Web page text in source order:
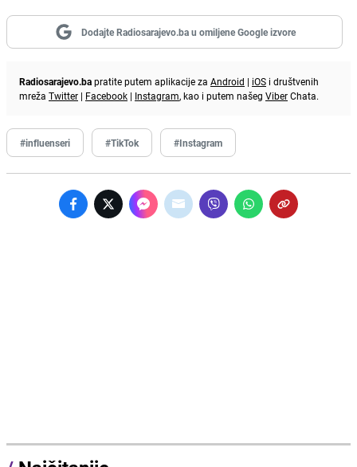
Dodajte Radiosarajevo.ba u omiljene Google izvore
Radiosarajevo.bapratite putem aplikacije za Android | iOS i društvenih
mreža Twitter | Facebook | Instagram, kao i putem našeg ViberChata.
#influenseri #TikTok #Instagram